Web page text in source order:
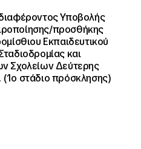
Υποβολής
προσθήκης
Εκπαιδευτικού
και
Σχολείων Δεύτερης
στάδιο πρόσκλησης)